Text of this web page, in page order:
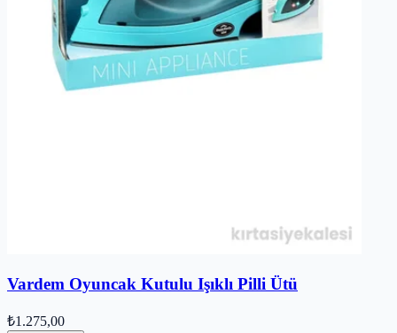
Vardem Oyuncak Kutulu Işıklı Pilli Ütü
₺1.275,00